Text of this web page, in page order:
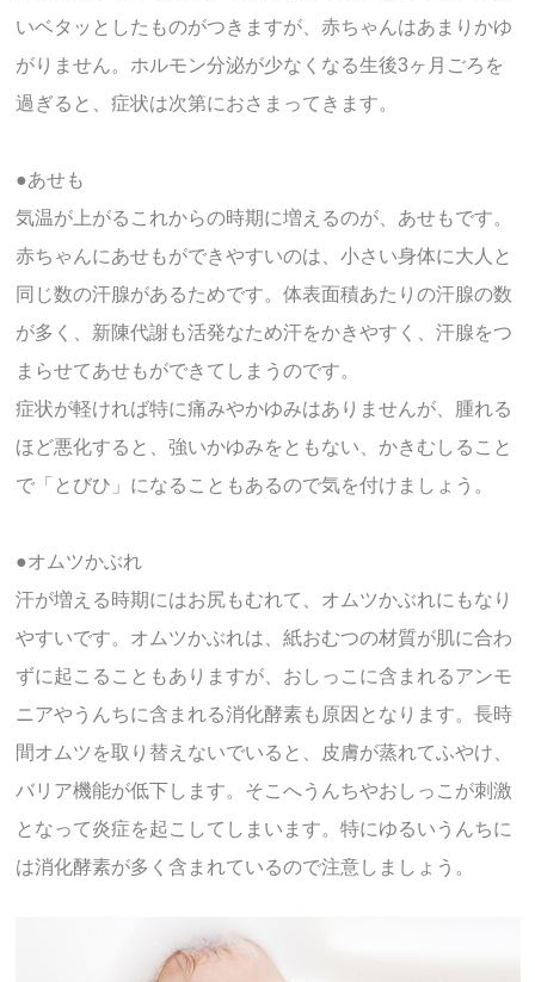
いベタッとしたものがつきますが、赤ちゃんはあまりかゆ
がりません。ホルモン分泌が少なくなる生後3ヶ月ごろを
過ぎると、症状は次第におさまってきます。
●あせも
気温が上がるこれからの時期に増えるのが、あせもです。
赤ちゃんにあせもができやすいのは、小さい身体に大人と
同じ数の汗腺があるためです。体表面積あたりの汗腺の数
が多く、新陳代謝も活発なため汗をかきやすく、汗腺をつ
まらせてあせもができてしまうのです。
症状が軽ければ特に痛みやかゆみはありませんが、腫れる
ほど悪化すると、強いかゆみをともない、かきむしること
で「とびひ」になることもあるので気を付けましょう。
●オムツかぶれ
汗が増える時期にはお尻もむれて、オムツかぶれにもなり
やすいです。オムツかぶれは、紙おむつの材質が肌に合わ
ずに起こることもありますが、おしっこに含まれるアンモ
ニアやうんちに含まれる消化酵素も原因となります。長時
間オムツを取り替えないでいると、皮膚が蒸れてふやけ、
バリア機能が低下します。そこへうんちやおしっこが刺激
となって炎症を起こしてしまいます。特にゆるいうんちに
は消化酵素が多く含まれているので注意しましょう。